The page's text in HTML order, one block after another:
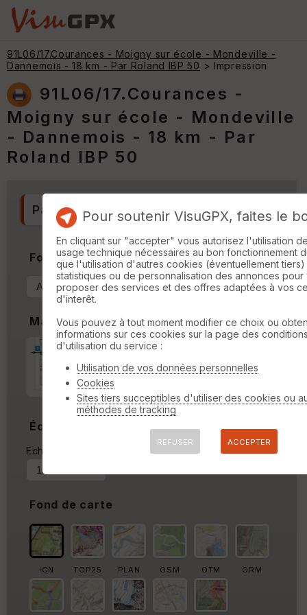
91L06/17.Courances - Moigny sur école - Mondeville -
Dannemois - 18 km - Par Roland IBP 50 > Impression
91L06/17.Courances -
Moigny sur école - Mondeville
- Dannemois - 18 km - Par
Roland IBP 50
Paramètres généraux
Format & Orientation
Marges
Marge d'impression
Marge autour de la trace
%
Échelle
Echelle actuelle : 1/22286 Forcer au
Fond de carte
IGN TOP25 PLAN OSM OTM ORM
Pour soutenir VisuGPX, faites le
En cliquant sur "accepter" vous autorisez l'utilisation
usage technique nécessaires au bon fonctionnement
que l'utilisation d'autres cookies (éventuellement
statistiques ou de personnalisation des annonces pour
proposer des services et des offres adaptées à vos
d'interêt.
Vous pouvez à tout moment modifier ce choix ou
informations sur ces cookies sur la page des
d'utilisation du service :
Utilisation de vos données personnelles
Cookies
Sites tiers succeptibles d'utiliser des cookies ou
méthodes de tracking
REFUSER ACCEPTER